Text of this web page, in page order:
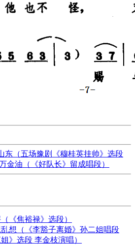
东（五场豫剧《穆桂英挂帅》选段
金油（《好队长》留成唱段）
《焦裕禄》选段）
想（《李豁子离婚》孙二姐唱段
》选段 李金枝演唱）